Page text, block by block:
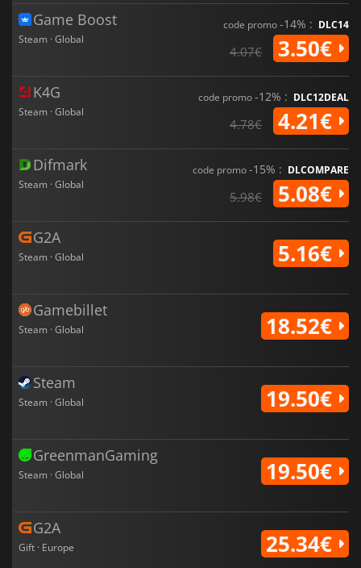
Game Boost
Steam · Global
code promo-14% : DLC14
4.07€ 3.50€
K4G
Steam · Global
code promo-12% : DLC12DEAL
4.78€ 4.21€
Difmark
Steam · Global
code promo-15% : DLCOMPARE
5.98€ 5.08€
G2A
Steam · Global 5.16€
Gamebillet
Steam · Global 18.52€
Steam
Steam · Global 19.50€
GreenmanGaming
Steam · Global 19.50€
G2A
Gift · Europe 25.34€